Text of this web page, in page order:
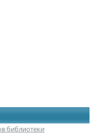
библиотеки